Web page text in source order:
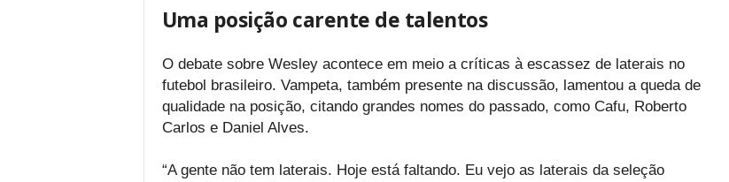
Uma posição carente de talentos
O debate sobre Wesley acontece em meio a críticas à escassez de laterais no
futebol brasileiro. Vampeta, também presente na discussão, lamentou a queda de
qualidade na posição, citando grandes nomes do passado, como Cafu, Roberto
Carlos e Daniel Alves.
“A gente não tem laterais. Hoje está faltando. Eu vejo as laterais da seleção